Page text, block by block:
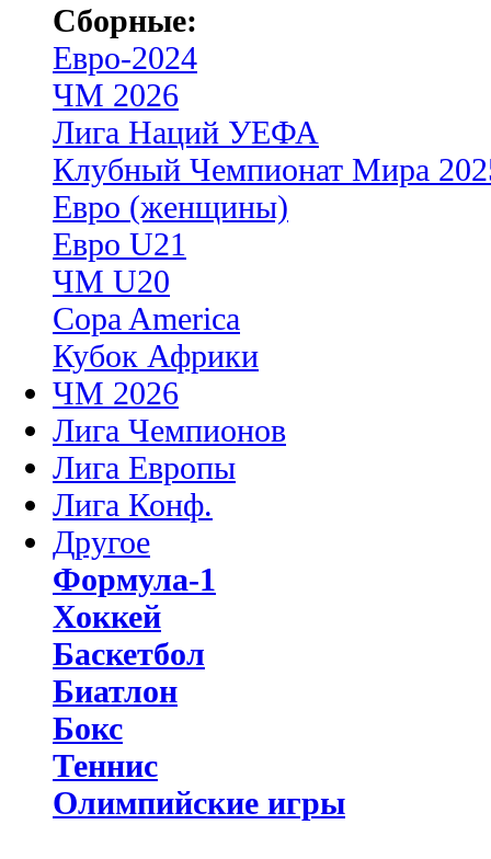
Сборные:
Евро-2024
ЧМ 2026
Лига Наций УЕФА
Клубный Чемпионат Мира
Евро (женщины)
Евро U21
ЧМ U20
Copa America
Кубок Африки
ЧМ 2026
Лига Чемпионов
Лига Европы
Лига Конф.
Другое
Формула-1
Хоккей
Баскетбол
Биатлон
Бокс
Теннис
Олимпийские игры